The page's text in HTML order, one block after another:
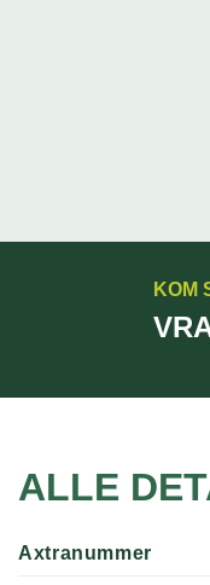
KOM
ALLE
Axtranummer